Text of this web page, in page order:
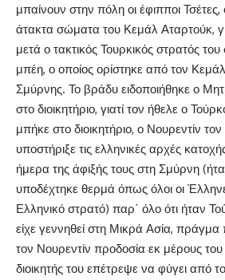
μπαίνουν στην πόλη οι έφιπποι
άτακτα σώματα του Κεμάλ Αταρτούκ,
μετά ο τακτικός Τουρκικός στρατός
μπέη, ο οποίος ορίστηκε από τον Κεμάλ
Σμύρνης. Το βράδυ ειδοποιήθηκε ο
στο διοικητήριο, γιατί τον ήθελε ο
μπήκε στο διοικητήριο, ο Νουρεντίν
υποστήριξε τις ελληνικές αρχές
ήμερα της άφιξής τους στη Σμύρνη
υποδέχτηκε θερμά όπως όλοι οι
Ελληνικό στρατό) παρ΄ όλο ότι ήταν
είχε γεννηθεί στη Μικρά Ασία,
τον Νουρεντίν προδοσία εκ μέρους
διοικητής του επέτρεψε να φύγει από